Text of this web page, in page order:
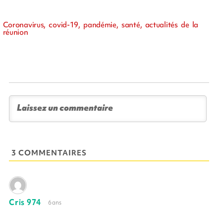
Coronavirus, covid-19, pandémie, santé, actualités de la
réunion
3 COMMENTAIRES
Cris 974 6 ans